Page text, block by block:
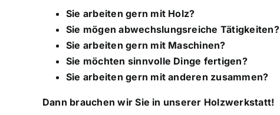
Sie arbeiten gern mit Holz?
Sie mögen abwechslungsreiche Tätigkeiten?
Sie arbeiten gern mit Maschinen?
Sie möchten sinnvolle Dinge fertigen?
Sie arbeiten gern mit anderen zusammen?
Dann brauchen wir Sie in unserer Holzwerkstatt!